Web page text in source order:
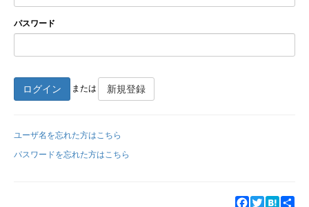
新規登録
パスワード
ログイン または 新規登録
ユーザ名を忘れた方はこちら
パスワードを忘れた方はこちら
Facebook
TwitterHatena